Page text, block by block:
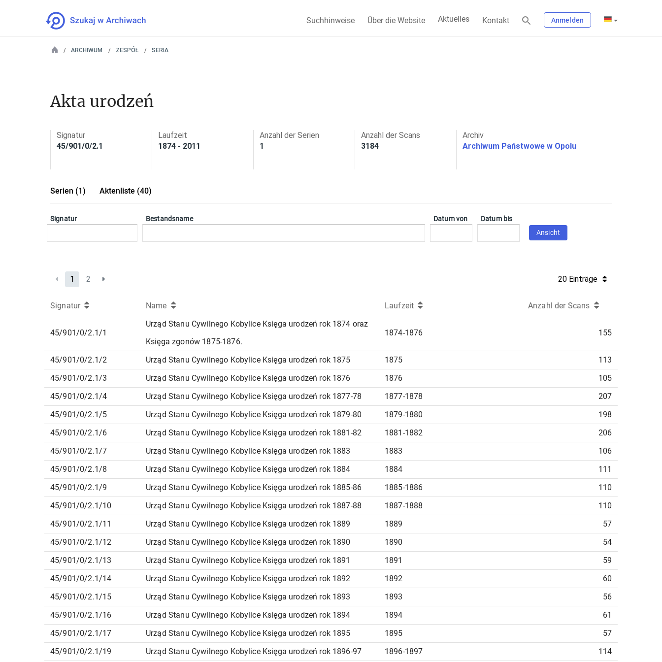
Suchhinweise Über die Website Aktuelles Kontakt Anmelden
ARCHIWUM ZESPÓŁ SERIA
Akta urodzeń
Signatur
45/901/0/2.1
Laufzeit
1874 - 2011
Anzahl der Serien
1
Anzahl der Scans
3184
Archiv
Archiwum Państwowe w Opolu
Serien (1) Aktenliste (40)
Signatur Bestandsname Datum von
Datum bis
Ansicht
20 Einträge
1 2
Signatur Name Laufzeit Anzahl der Scans
45/901/0/2.1/1
Urząd Stanu Cywilnego Kobylice Księga urodzeń rok 1874 oraz
Księga zgonów 1875-1876.
1874-1876 155
45/901/0/2.1/2 Urząd Stanu Cywilnego Kobylice Księga urodzeń rok 1875 1875
113
45/901/0/2.1/3
Urząd Stanu Cywilnego Kobylice Księga urodzeń rok 1876 1876
105
45/901/0/2.1/4
Urząd Stanu Cywilnego Kobylice Księga urodzeń rok 1877-78 1877-1878
207
45/901/0/2.1/5
Urząd Stanu Cywilnego Kobylice Księga urodzeń rok 1879-80 1879-1880
198
45/901/0/2.1/6
Urząd Stanu Cywilnego Kobylice Księga urodzeń rok 1881-82 1881-1882
206
45/901/0/2.1/7
Urząd Stanu Cywilnego Kobylice Księga urodzeń rok 1883 1883
106
45/901/0/2.1/8
Urząd Stanu Cywilnego Kobylice Księga urodzeń rok 1884 1884
111
45/901/0/2.1/9
Urząd Stanu Cywilnego Kobylice Księga urodzeń rok 1885-86 1885-1886
110
45/901/0/2.1/10
Urząd Stanu Cywilnego Kobylice Księga urodzeń rok 1887-88 1887-1888
110
45/901/0/2.1/11
Urząd Stanu Cywilnego Kobylice Księga urodzeń rok 1889 1889
57
45/901/0/2.1/12
Urząd Stanu Cywilnego Kobylice Księga urodzeń rok 1890 1890
54
45/901/0/2.1/13
Urząd Stanu Cywilnego Kobylice Księga urodzeń rok 1891 1891
59
45/901/0/2.1/14
Urząd Stanu Cywilnego Kobylice Księga urodzeń rok 1892 1892
60
45/901/0/2.1/15
Urząd Stanu Cywilnego Kobylice Księga urodzeń rok 1893 1893
56
45/901/0/2.1/16
Urząd Stanu Cywilnego Kobylice Księga urodzeń rok 1894 1894
61
45/901/0/2.1/17
Urząd Stanu Cywilnego Kobylice Księga urodzeń rok 1895 1895
57
45/901/0/2.1/19
Urząd Stanu Cywilnego Kobylice Księga urodzeń rok 1896-97 1896-1897 114